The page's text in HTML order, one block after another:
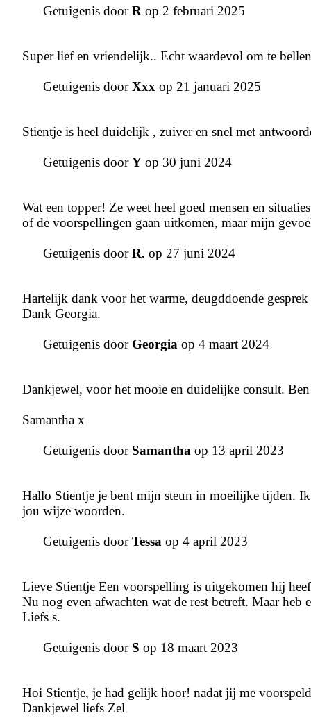
Getuigenis doorR op 2 februari 2025
Super lief en vriendelijk.. Echt waardevol om te
Getuigenis doorXxx op 21 januari 2025
Stientje is heel duidelijk , zuiver en snel met
Getuigenis doorY op 30 juni 2024
Wat een topper! Ze weet heel goed mensen en
of de voorspellingen gaan uitkomen, maar mijn
Getuigenis doorR. op 27 juni 2024
Hartelijk dank voor het warme, deugddoende
Dank Georgia.
Getuigenis door Georgia op 4 maart 2024
Dankjewel, voor het mooie en duidelijke consult.
Samantha x
Getuigenis door Samantha op 13 april 2023
Hallo Stientje je bent mijn steun in moeilijke tijden.
jou wijze woorden.
Getuigenis doorTessa op 4 april 2023
Lieve Stientje Een voorspelling is uitgekomen hij
Nu nog even afwachten wat de rest betreft. Maar heb
Liefs s.
Getuigenis door S op 18 maart 2023
Hoi Stientje, je had gelijk hoor! nadat jij me
Dankjewel liefs Zel